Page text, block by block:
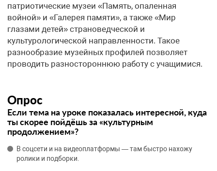
патриотические музеи «Память, опаленная
войной» и «Галерея памяти», а также «Мир
глазами детей» страноведческой и
культурологической направленности. Такое
разнообразие музейных профилей позволяет
проводить разностороннюю работу с учащимися.
Опрос
Если тема на уроке показалась интересной, куда
ты скорее пойдёшь за «культурным
продолжением»?
В соцсети и на видеоплатформы — там быстро нахожу
ролики и подборки.